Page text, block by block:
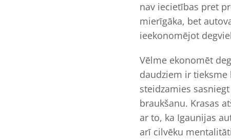
nav iecietības pret
mierīgāka, bet
ieekonomējot
Vēlme ekonomēt
daudziem ir tieksme
steidzamies
braukšanu. Krasas
ar to, ka Igaunijas
arī cilvēku